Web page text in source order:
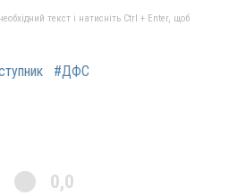
текст і натисніть Ctrl + Enter, щоб
#ДФС
0,0